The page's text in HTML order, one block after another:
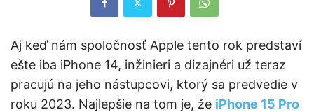
Aj keď nám spoločnosť Apple tento rok predstaví
ešte iba iPhone 14, inžinieri a dizajnéri už teraz
pracujú na jeho nástupcovi, ktorý sa predvedie v
roku 2023. Najlepšie na tom je, že iPhone 15 Pro